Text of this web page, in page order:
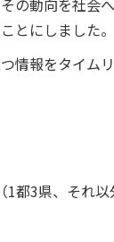
とにしました。
情報をタイム
都3県、それ